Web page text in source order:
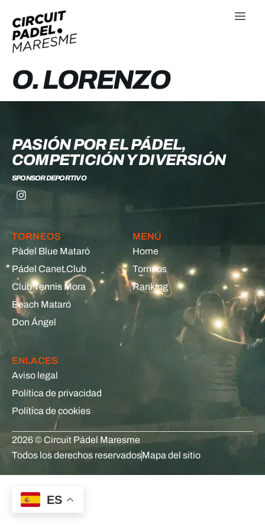
O. LORENZO
PASIÓN POR EL PÁDEL,
COMPETICIÓN Y DIVERSIÓN
SPONSOR DEPORTIVO
TORNEOS
Pàdel Blue Mataró
Pádel Canet Club
Club Tennis Mora
Beach Mataró
Don Ángel
MENÚ
Home
Torneos
Ranking
ENLACES
Aviso legal
Política de privacidad
Política de cookies
2026 © Circuit Pádel Maresme
Todos los derechos reservadosMapa del sitio
ES